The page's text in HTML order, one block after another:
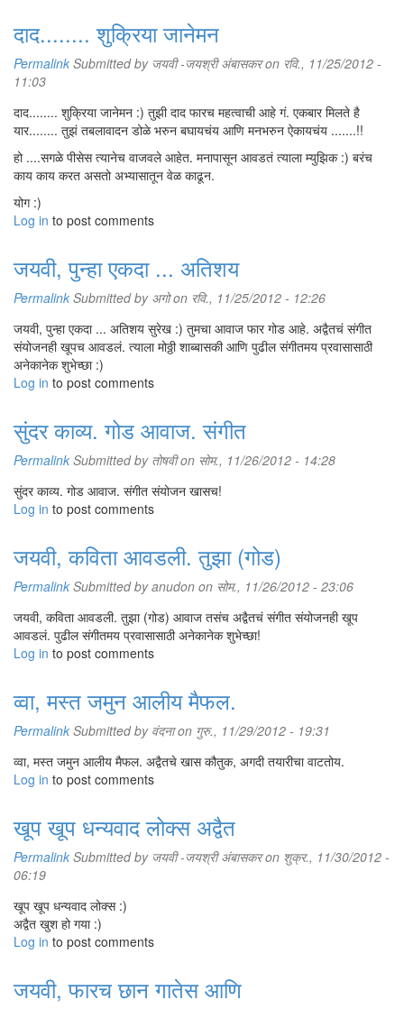
दाद........ शुक्रिया जानेमन
Permalink Submitted by जयवी -जयश्री अंबासकरon रवि., 11/25/2012 -
11:03
दाद........ शुक्रिया जानेमन :) तुझी दाद फारच महत्वाची आहे गं. एकबार मिलते है
यार........ तुझं तबलावादन डोळे भरुन बघायचंय आणि मनभरुन ऐकायचंय .......!!
हो ....सगळे पीसेस त्यानेच वाजवले आहेत. मनापासून आवडतं त्याला म्युझिक :) बरंच
काय काय करत असतो अभ्यासातून वेळ काढून.
योग :)
Log in to post comments
जयवी, पुन्हा एकदा ... अतिशय
Permalink Submitted by अगोon रवि., 11/25/2012 - 12:26
जयवी, पुन्हा एकदा ... अतिशय सुरेख :) तुमचा आवाज फार गोड आहे. अद्वैतचं संगीत
संयोजनही खूपच आवडलं. त्याला मोठ्ठी शाब्बासकी आणि पुढील संगीतमय प्रवासासाठी
अनेकानेक शुभेच्छा :)
Log in to post comments
सुंदर काव्य. गोड आवाज. संगीत
Permalink Submitted by तोषवीon सोम., 11/26/2012 - 14:28
सुंदर काव्य. गोड आवाज. संगीत संयोजन खासच!
Log in to post comments
जयवी, कविता आवडली. तुझा (गोड)
Permalink Submitted byanudon on सोम., 11/26/2012 - 23:06
जयवी, कविता आवडली. तुझा (गोड) आवाज तसंच अद्वैतचं संगीत संयोजनही खूप
आवडलं. पुढील संगीतमय प्रवासासाठी अनेकानेक शुभेच्छा!
Log in to post comments
व्वा, मस्त जमुन आलीय मैफल.
Permalink Submitted by वंदनाon गुरु., 11/29/2012 - 19:31
व्वा, मस्त जमुन आलीय मैफल. अद्वैतचे खास कौतुक, अगदी तयारीचा वाटतोय.
Log in to post comments
खूप खूप धन्यवाद लोक्स अद्वैत
Permalink Submitted by जयवी -जयश्री अंबासकरon शुक्र., 11/30/2012 -
06:19
खूप खूप धन्यवाद लोक्स :)
अद्वैत खुश हो गया :)
Log in to post comments
जयवी, फारच छान गातेस आणि